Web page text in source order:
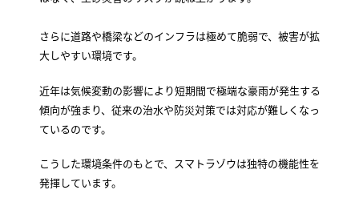
さらに道路や橋梁などのインフラは極めて脆弱で、被害が拡
大しやすい環境です。
近年は気候変動の影響により短期間で極端な豪雨が発生する
傾向が強まり、従来の治水や防災対策では対応が難しくなっ
ているのです。
こうした環境条件のもとで、スマトラゾウは独特の機能性を
発揮しています。